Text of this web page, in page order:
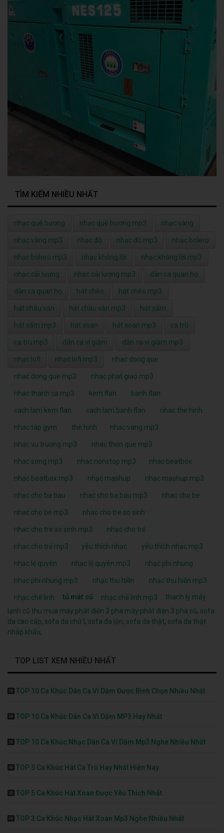
TÌM KIẾM NHIỀU NHẤT
nhạc quê hương nhạc quê hương mp3 nhạc vàng
nhạc vàng mp3 nhạc đỏ nhạc đỏ mp3 nhạc bolero
nhạc bolero mp3 nhạc không lời nhạc không lời mp3
nhạc cải lương nhạc cải lương mp3 dân ca quan họ
dân ca quan họ hát chèo hát chèo mp3
hát chầu văn hát chầu văn mp3 hát xẩm
hát xẩm mp3 hát xoan hát xoan mp3 ca trù
ca trù mp3 dân ca ví giặm dân ca ví giặm mp3
nhạc lofi nhạc lofi mp3 nhac dong que
nhac dong que mp3 nhac phat giao mp3
nhac thanh ca mp3 kem flan banh flan
cach lam kem flan cach lam banh flan nhac the hinh
nhac tap gym the hinh nhac vang mp3
nhac vu truong mp3 nhac thon que mp3
nhac song mp3 nhac nonstop mp3 nhac beatbox
nhac beatbox mp3 nhạc mashup nhạc mashup mp3
nhac cho ba bau nhac cho ba bau mp3 nhac cho be
nhac cho be mp3 nhac cho tre so sinh
nhac cho tre so sinh mp3 nhạc cho trẻ
nhạc cho trẻ mp3 yêu thích nhạc yêu thích nhạc mp3
nhạc lệ quyên nhạc lệ quyên mp3 nhạc phi nhung
nhạc phi nhung mp3 nhạc thu hiền nhạc thu hiền mp3
nhạc chế linh tủ mát cũ nhạc chế linh mp3
thanh lý máy
lạnh cũ thu mua máy phát điện 3 pha máy phát điện 3 pha cũ, sofa
da cao cấp, sofa da chữ l , sofa da lộn, sofa da thật, sofa da thật
nhập khẩu,
TOP LIST XEM NHIỀU NHẤT
TOP 10 Ca Khúc Dân Ca Ví Dặm Được Bình Chọn Nhiều Nhất
TOP 10 Ca Khúc Dân Ca Ví Dặm MP3 Hay Nhất
TOP 10 Ca Khúc Nhạc Dân Ca Ví Dặm Mp3 Nghe Nhiều Nhất
TOP 5 Ca Khúc Hát Ca Trù Hay Nhất Hiện Nay
TOP 5 Ca Khúc Hát Xoan Được Yêu Thích Nhất
TOP 3 Ca Khúc Nhạc Hát Xoan Mp3 Nghe Nhiều Nhất